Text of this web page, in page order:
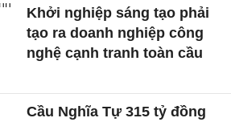
Khởi nghiệp sáng tạo phải
tạo ra doanh nghiệp công
nghệ cạnh tranh toàn cầu
Cầu Nghĩa Tự 315 tỷ đồng